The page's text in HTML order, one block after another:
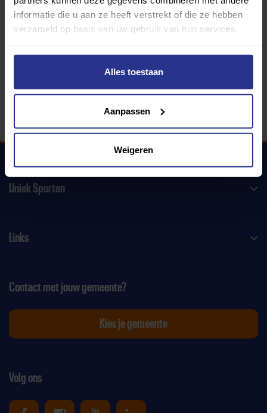
informatie die u aan ze heeft verstrekt of die ze hebben
verzameld op basis van uw gebruik van hun services.
Alles toestaan
Aanpassen
Weigeren
340 gemeenten
Uniek Sporten
Links
Volg ons
Contact met jouw gemeente?
Kies je gemeente